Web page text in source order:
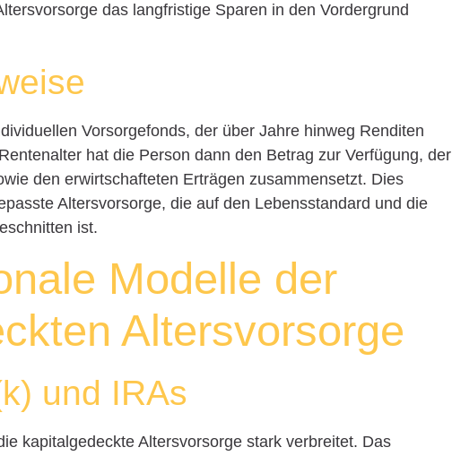
das langfristige Sparen in den Vordergrund
Vorsorgefonds, der über Jahre hinweg Renditen
hat die Person dann den Betrag zur Verfügung, der
den erwirtschafteten Erträgen zusammensetzt. Dies
Altersvorsorge, die auf den Lebensstandard und die
ist.
Modelle der
Altersvorsorge
und IRAs
kapitalgedeckte Altersvorsorge stark verbreitet. Das